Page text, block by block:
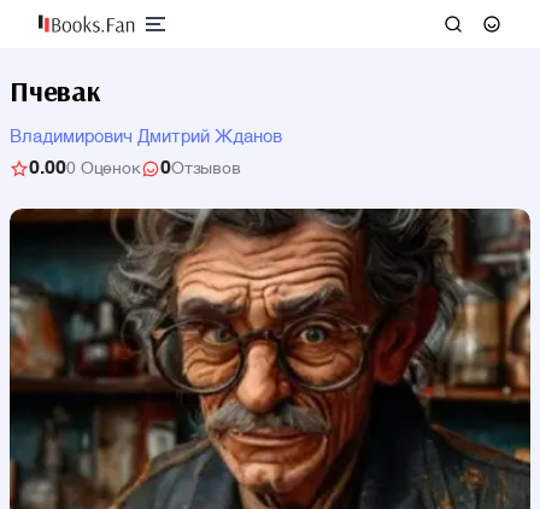
Пчевак
Владимирович Дмитрий Жданов
0.000 Оценок 0Отзывов